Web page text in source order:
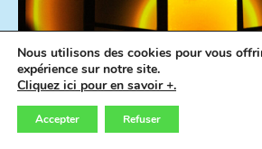
Nous utilisons des cookies pour vous
expérience sur notre site.
Cliquez ici pour en savoir +.
Accepter Refuser